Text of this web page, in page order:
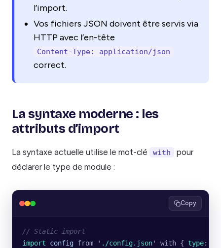
l’import.
Vos fichiers JSON doivent être servis via
HTTP avec l’en-tête
Content-Type: application/json
correct.
La syntaxe moderne : les
attributs d’import
La syntaxe actuelle utilise le mot-clé with
pour
déclarer le type de module :
Copy
// Static import
import config from ' ./config.json' with { type: